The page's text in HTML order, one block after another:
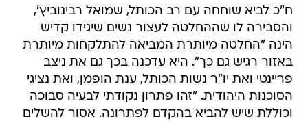
ח"כ לביא שוחחה עם רב הכותל, שמואל רבינוביץ',
והסבירה לו שההחלטה לעצור נשים שיגידו קדיש
הינה "החלטה מיותרת המביאה להתלקחות מיותרת
באזור רגיש גם כך". היא עדכנה בכך גם את ניצב
פריינטי ואת יו"ר נשות הכותל, ענת הופמן, ואת נציגי
הסוכנות היהודית. "זהו פתרון נקודתי לבעיה סבוכה
וכוללת שיש להביא בהקדם לפתרונה. אסור להשלים